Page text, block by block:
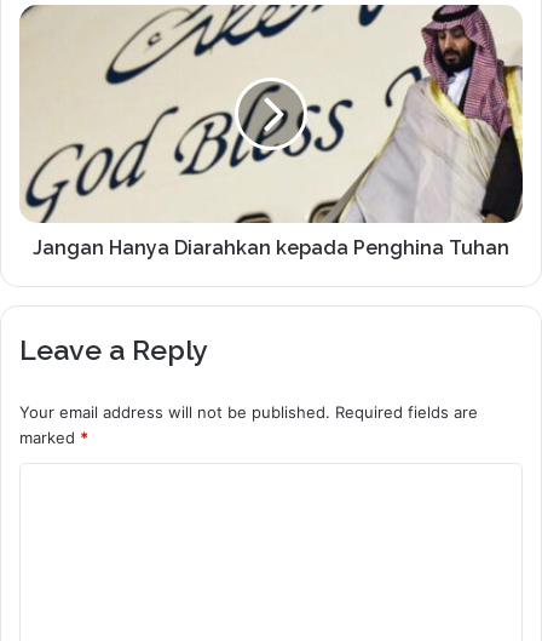
Jangan Hanya Diarahkan kepada Penghina Tuhan
Leave a Reply
Your email address will not be published. Required fields are
marked *